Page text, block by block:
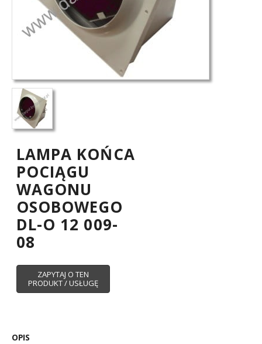
LAMPA KOŃCA
POCIĄGU
WAGONU
OSOBOWEGO
DL-O 12 009-
08
OPIS